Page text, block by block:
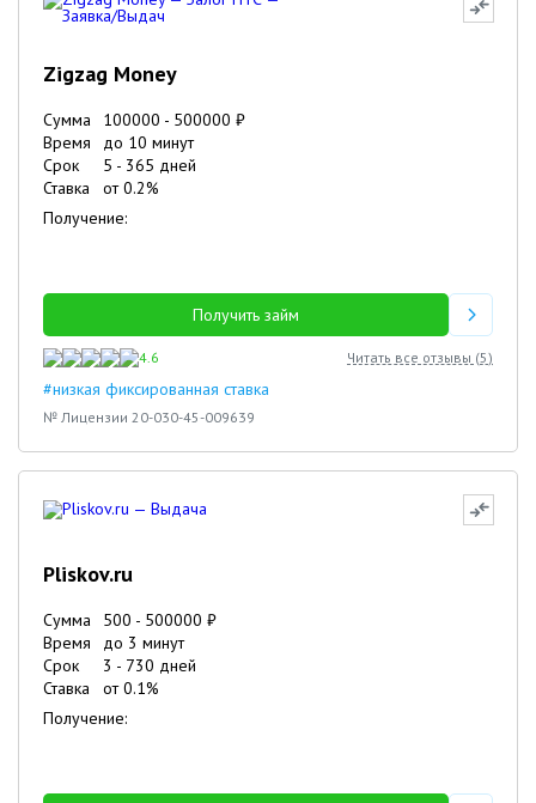
Zigzag Money
Сумма 100000 - 500000 ₽
Время
до 10 минут
Срок
5 - 365 дней
Ставка
от0.2%
Получение:
Получить займ
4.6 Читать все отзывы (5)
#низкая фиксированная ставка
№ Лицензии 20-030-45-009639
Pliskov.ru
Сумма 500 - 500000 ₽
Время
до 3 минут
Срок
3 - 730 дней
Ставка
от0.1%
Получение: